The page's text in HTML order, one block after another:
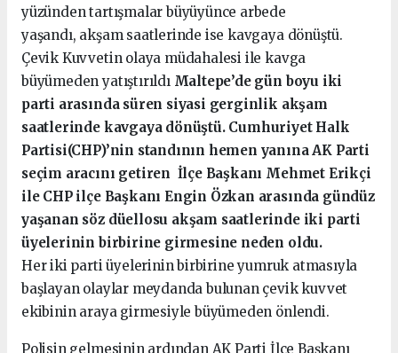
yüzünden tartışmalar büyüyünce arbede
yaşandı, akşam saatlerinde ise kavgaya dönüştü.
Çevik Kuvvetin olaya müdahalesi ile kavga
büyümeden yatıştırıldı Maltepe’de gün boyu iki
parti arasında süren siyasi gerginlik akşam
saatlerinde kavgaya dönüştü. Cumhuriyet Halk
Partisi(CHP)’nin standının hemen yanına AK Parti
seçim aracını getiren İlçe Başkanı Mehmet Erikçi
ile CHP ilçe Başkanı Engin Özkan arasında gündüz
yaşanan söz düellosu akşam saatlerinde iki parti
üyelerinin birbirine girmesine neden oldu.
Her iki parti üyelerinin birbirine yumruk atmasıyla
başlayan olaylar meydanda bulunan çevik kuvvet
ekibinin araya girmesiyle büyümeden önlendi.
Polisin gelmesinin ardından AK Parti İlçe Başkanı